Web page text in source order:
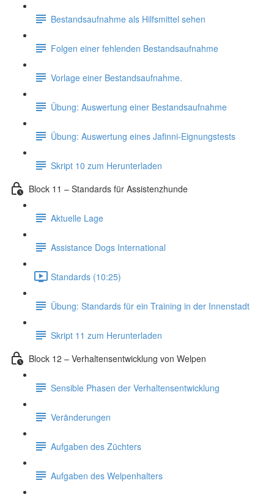
Bestandsaufnahme als Hilfsmittel sehen
Folgen einer fehlenden Bestandsaufnahme
Vorlage einer Bestandsaufnahme.
Übung: Auswertung einer Bestandsaufnahme
Übung: Auswertung eines Jafinni-Eignungstests
Skript 10 zum Herunterladen
Block 11 – Standards für Assistenzhunde
Aktuelle Lage
Assistance Dogs International
Standards (10:25)
Übung: Standards für ein Training in der Innenstadt
Skript 11 zum Herunterladen
Block 12 – Verhaltensentwicklung von Welpen
Sensible Phasen der Verhaltensentwicklung
Veränderungen
Aufgaben des Züchters
Aufgaben des Welpenhalters